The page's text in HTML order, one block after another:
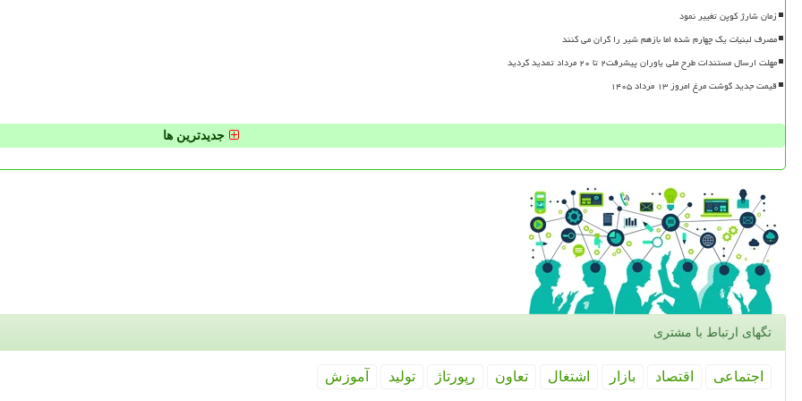
زمان شارژ کوپن تغییر نمود
مصرف لبنیات یک چهارم شده اما بازهم شیر را گران می کنند
مهلت ارسال مستندات طرح ملی یاوران پیشرفت۲ تا ۲۰ مرداد تمدید گردید
قیمت جدید گوشت مرغ امروز ۱۳ مرداد ۱۴۰۵
جدیدترین ها
تگهای ارتباط با مشتری
اجتماعی اقتصاد بازار اشتغال تعاون رپورتاژ تولید آموزش